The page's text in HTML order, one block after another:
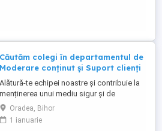
Căutăm colegi în departamentul de
Moderare conținut și Suport clienți
Alătură-te echipei noastre și contribuie la
menținerea unui mediu sigur și de
încredere pe platformele noastre de
anunțuri din România, Germania și
Ungaria. În funcție de experiența și
Oradea, Bihor
1 ianuarie